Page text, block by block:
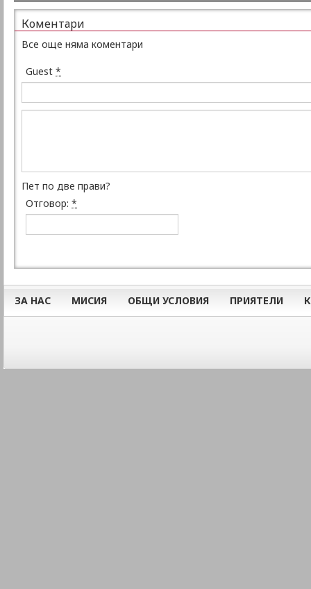
Коментари
Все още няма коментари
Guest *
Пет по две прави?
Отговор: *
ЗА НАС МИСИЯ ОБЩИ УСЛОВИЯ ПРИЯТЕЛИ